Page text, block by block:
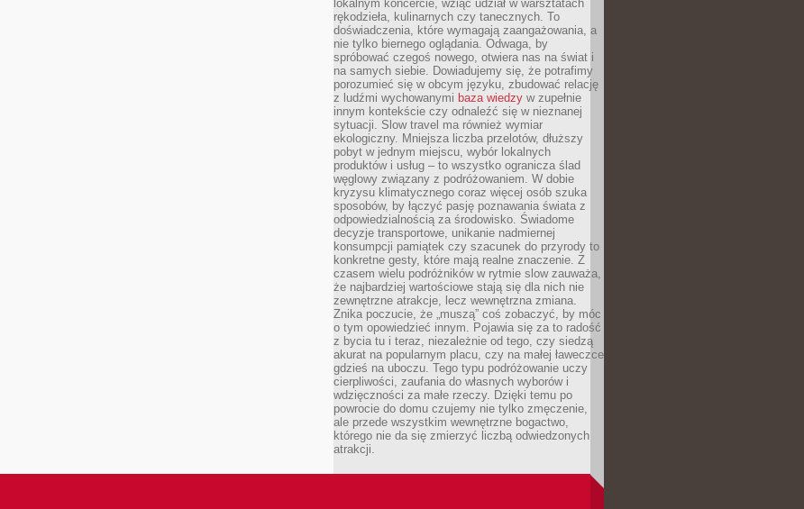
lokalnym koncercie, wziąć udział w warsztatach
rękodzieła, kulinarnych czy tanecznych. To
doświadczenia, które wymagają zaangażowania, a
nie tylko biernego oglądania. Odwaga, by
spróbować czegoś nowego, otwiera nas na świat i
na samych siebie. Dowiadujemy się, że potrafimy
porozumieć się w obcym języku, zbudować relację
z ludźmi wychowanymi baza wiedzy w zupełnie
innym kontekście czy odnaleźć się w nieznanej
sytuacji. Slow travel ma również wymiar
ekologiczny. Mniejsza liczba przelotów, dłuższy
pobyt w jednym miejscu, wybór lokalnych
produktów i usług – to wszystko ogranicza ślad
węglowy związany z podróżowaniem. W dobie
kryzysu klimatycznego coraz więcej osób szuka
sposobów, by łączyć pasję poznawania świata z
odpowiedzialnością za środowisko. Świadome
decyzje transportowe, unikanie nadmiernej
konsumpcji pamiątek czy szacunek do przyrody to
konkretne gesty, które mają realne znaczenie. Z
czasem wielu podróżników w rytmie slow zauważa,
że najbardziej wartościowe stają się dla nich nie
zewnętrzne atrakcje, lecz wewnętrzna zmiana.
Znika poczucie, że „muszą” coś zobaczyć, by móc
o tym opowiedzieć innym. Pojawia się za to radość
z bycia tu i teraz, niezależnie od tego, czy siedzą
akurat na popularnym placu, czy na małej ławeczce
gdzieś na uboczu. Tego typu podróżowanie uczy
cierpliwości, zaufania do własnych wyborów i
wdzięczności za małe rzeczy. Dzięki temu po
powrocie do domu czujemy nie tylko zmęczenie,
ale przede wszystkim wewnętrzne bogactwo,
którego nie da się zmierzyć liczbą odwiedzonych
atrakcji.